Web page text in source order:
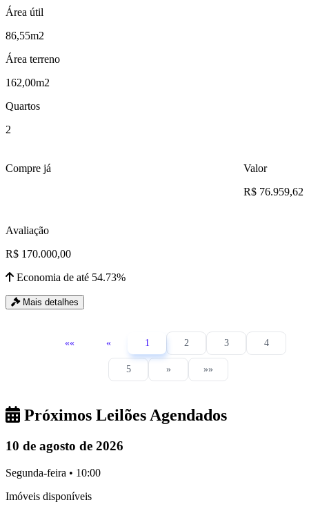
Área útil
86,55m2
Área terreno
162,00m2
Quartos
2
Compre já
Valor
R$ 76.959,62
Avaliação
R$ 170.000,00
Economia de até 54.73%
Mais detalhes
«« « 1 2 3 4
5 » »»
Próximos Leilões Agendados
10 de agosto de 2026
Segunda-feira • 10:00
Imóveis disponíveis